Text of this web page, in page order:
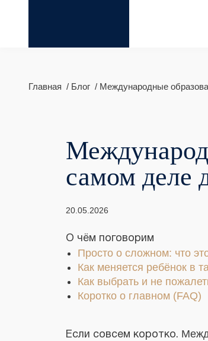
Главная Блог Международные
самом деле
20.05.2026
О чём поговорим
Просто о сложном: что
Как меняется ребёнок в
Как выбрать и не
Коротко о главном (FAQ)
Если совсем коротко.